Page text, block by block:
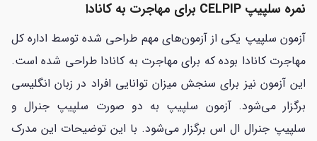
نمره سلپیپ CELPIP برای مهاجرت به کانادا
آزمون سلپیپ یکی از آزمون‌های مهم طراحی شده توسط اداره کل
مهاجرت کانادا بوده که برای مهاجرت به کانادا طراحی شده است.
این آزمون نیز برای سنجش میزان توانایی افراد در زبان انگلیسی
برگزار می‌شود. آزمون سلپیپ به دو صورت سلپیپ جنرال و
سلپیپ جنرال ال اس برگزار می‌شود. با این توضیحات این مدرک